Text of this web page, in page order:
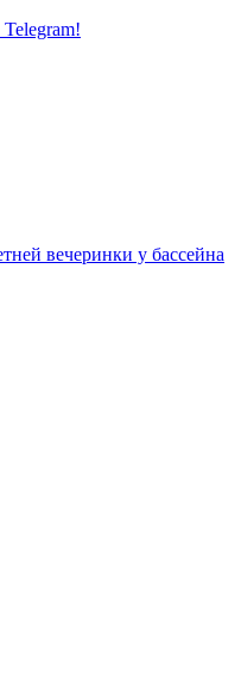
вечеринки у бассейна